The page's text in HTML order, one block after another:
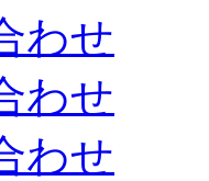
わせ
わせ
わせ